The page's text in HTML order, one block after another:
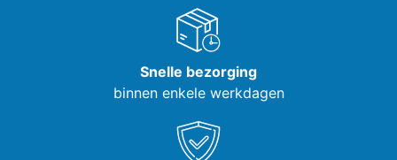
Snelle bezorging
binnen enkele werkdagen